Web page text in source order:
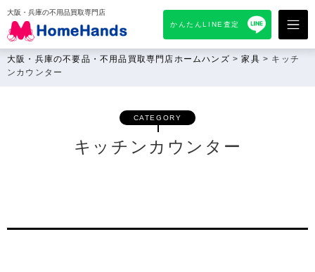
大阪・兵庫の不用品買取専門店
かんたんLINE査定
大阪・兵庫の不要品・不用品買取専門店ホームハンズ >家具 > キッチ
ンカウンター
CATEGORY
キッチンカウンター